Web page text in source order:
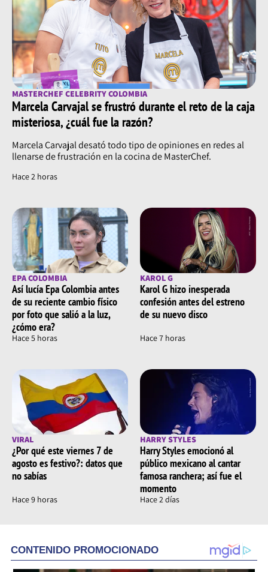
MASTERCHEF CELEBRITY COLOMBIA
Marcela Carvajal se frustró durante el reto de la caja
misteriosa, ¿cuál fue la razón?
Marcela Carvajal desató todo tipo de opiniones en redes al
llenarse de frustración en la cocina de MasterChef.
Hace 2 horas
EPA COLOMBIA
Así lucía Epa Colombia antes
de su reciente cambio físico
por foto que salió a la luz,
¿cómo era?
Hace 5 horas
KAROL G
Karol G hizo inesperada
confesión antes del estreno
de su nuevo disco
Hace 7 horas
VIRAL
¿Por qué este viernes 7 de
agosto es festivo?: datos que
no sabías
Hace 9 horas
HARRY STYLES
Harry Styles emocionó al
público mexicano al cantar
famosa ranchera; así fue el
momento
Hace 2 días